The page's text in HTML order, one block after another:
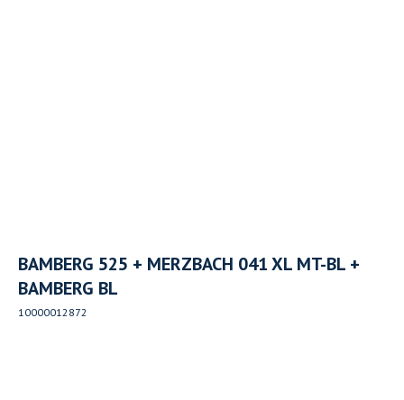
BAMBERG 525 + MERZBACH 041 XL MT-BL +
BAMBERG BL
10000012872